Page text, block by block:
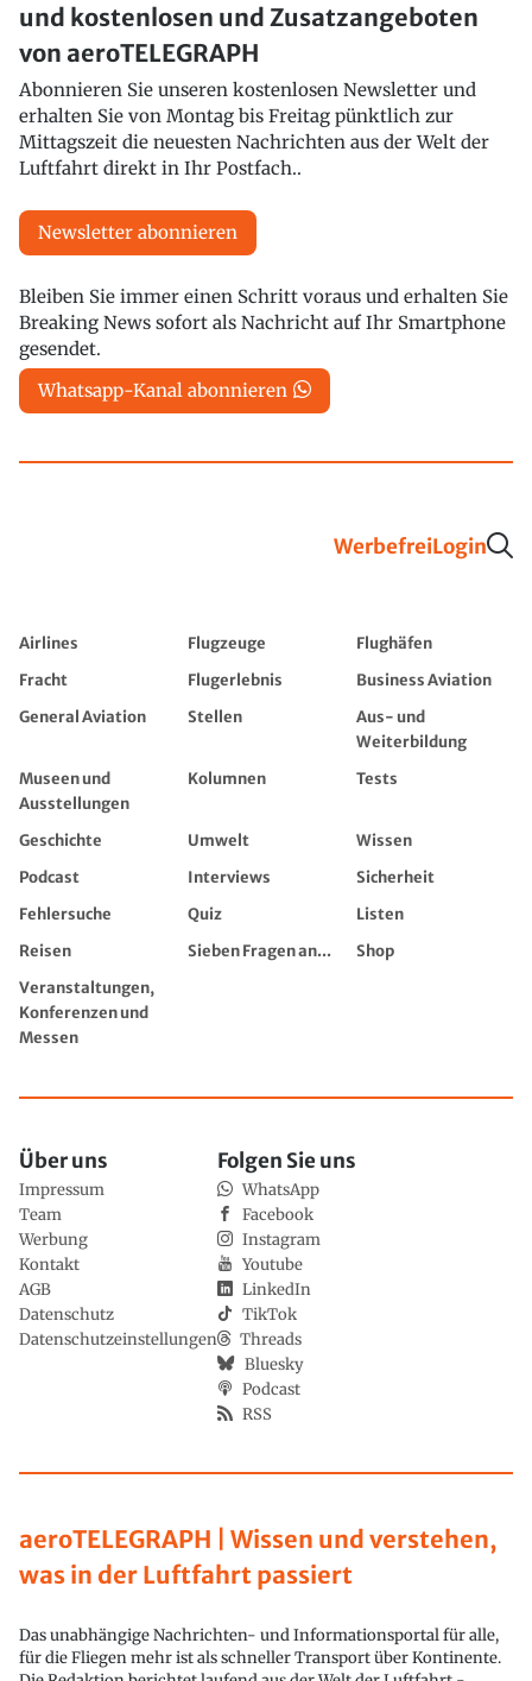
und kostenlosen und Zusatzangeboten
von aeroTELEGRAPH
Abonnieren Sie unseren kostenlosen Newsletter und
erhalten Sie von Montag bis Freitag pünktlich zur
Mittagszeit die neuesten Nachrichten aus der Welt der
Luftfahrt direkt in Ihr Postfach..
Newsletter abonnieren
Bleiben Sie immer einen Schritt voraus und erhalten Sie
Breaking News sofort als Nachricht auf Ihr Smartphone
gesendet.
Whatsapp-Kanal abonnieren
WerbefreiLogin
Airlines Flugzeuge
Flughäfen
Fracht
Flugerlebnis
Business Aviation
General Aviation
Stellen
Aus- und
Weiterbildung
Museen und
Ausstellungen
Kolumnen Tests
Geschichte Umwelt
Wissen
Podcast
Interviews
Sicherheit
Fehlersuche
Quiz
Listen
Reisen
Sieben Fragen an...
Shop
Veranstaltungen,
Konferenzen und
Messen
aeroTELEGRAPH | Wissen und verstehen,
was in der Luftfahrt passiert
Das unabhängige Nachrichten- und Informationsportal für alle,
für die Fliegen mehr ist als schneller Transport über Kontinente.
Über uns
Impressum
Team
Werbung
Kontakt
AGB
Datenschutz
Datenschutzeinstellungen
Folgen Sie uns
WhatsApp
Facebook
Instagram
Youtube
LinkedIn
TikTok
Threads
Bluesky
Podcast
RSS